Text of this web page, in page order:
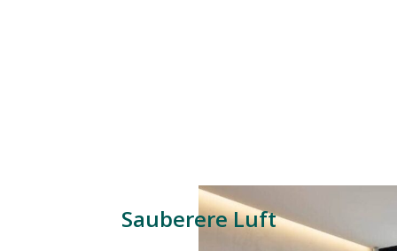
Sauberere Luft